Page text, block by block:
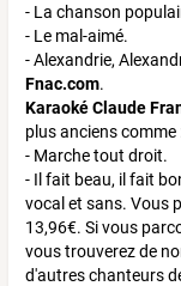
- La chanson
- Le mal-aimé.
- Alexandrie,
Fnac.com.
Karaoké Claude
plus anciens comme
- Marche tout droit.
- Il fait beau, il fait
vocal et sans. Vous
13,96€. Si vous
vous trouverez de
d'autres chanteurs